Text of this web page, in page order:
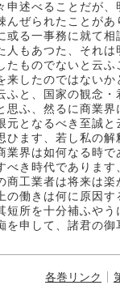
申述べることだが
んぜられたことが
或る一事務に就て
人もあつた、それ
たものでないと云
来したのではない
ふと、国家の観念
思ふ、然るに商業
元となるべき至誠
ひます、若し私の
業界は如何なる時
べき時代でありま
商工業者は将来は
の働きは何に原因
短所を十分補ふや
を申して、諸君の
各巻リンク